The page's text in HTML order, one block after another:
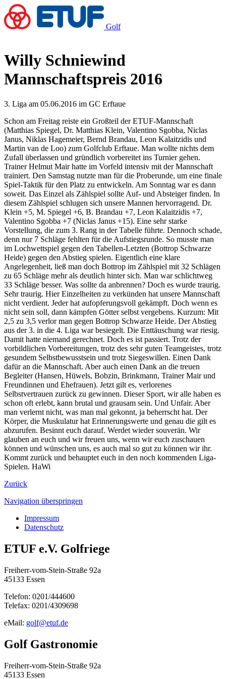
Golf
Willy Schniewind
Mannschaftspreis 2016
3. Liga am 05.06.2016 im GC Erftaue
Schon am Freitag reiste ein Großteil der ETUF-Mannschaft
(Matthias Spiegel, Dr. Matthias Klein, Valentino Sgobba, Niclas
Janus, Niklas Hagemeier, Bernd Brandau, Leon Kalaitzidis und
Martin van de Loo) zum Golfclub Erftaue. Man wollte nichts dem
Zufall überlassen und gründlich vorbereitet ins Turnier gehen.
Trainer Helmut Mair hatte im Vorfeld intensiv mit der Mannschaft
trainiert. Den Samstag nutzte man für die Proberunde, um eine finale
Spiel-Taktik für den Platz zu entwickeln. Am Sonntag war es dann
soweit. Das Einzel als Zählspiel sollte Auf- und Absteiger finden. In
diesem Zählspiel schlugen sich unsere Mannen hervorragend. Dr.
Klein +5, M. Spiegel +6, B. Brandau +7, Leon Kalaitzidis +7,
Valentino Sgobba +7 (Niclas Janus +15). Eine sehr starke
Vorstellung, die zum 3. Rang in der Tabelle führte. Dennoch schade,
denn nur 7 Schläge fehlten für die Aufstiegsrunde. So musste man
im Lochwettspiel gegen den Tabellen-Letzten (Bottrop Schwarze
Heide) gegen den Abstieg spielen. Eigentlich eine klare
Angelegenheit, ließ man doch Bottrop im Zählspiel mit 32 Schlägen
zu 65 Schläge mehr als deutlich hinter sich. Man war schlichtweg
33 Schläge besser. Was sollte da anbrennen? Doch es wurde traurig.
Sehr traurig. Hier Einzelheiten zu verkünden hat unsere Mannschaft
nicht verdient. Jeder hat aufopferungsvoll gekämpft. Doch wenn es
nicht sein soll, dann kämpfen Götter selbst vergebens. Kurzum: Mit
2,5 zu 3,5 verlor man gegen Bottrop Schwarze Heide. Der Abstieg
aus der 3. in die 4. Liga war besiegelt. Die Enttäuschung war riesig.
Damit hatte niemand gerechnet. Doch es ist passiert. Trotz der
vorbildlichen Vorbereitungen, trotz des sehr guten Teamgeistes, trotz
gesundem Selbstbewusstsein und trotz Siegeswillen. Einen Dank
dafür an die Mannschaft. Aber auch einen Dank an die treuen
Begleiter (Hansen, Hüwels, Bobzin, Brinkmann, Trainer Mair und
Freundinnen und Ehefrauen). Jetzt gilt es, verlorenes
Selbstvertrauen zurück zu gewinnen. Dieser Sport, wir alle haben es
schon oft erlebt, kann brutal und grausam sein. Und Unfair. Aber
man verlernt nicht, was man mal gekonnt, ja beherrscht hat. Der
Körper, die Muskulatur hat Erinnerungswerte und genau die gilt es
abzurufen. Besinnt euch darauf. Werdet wieder souverän. Wir
glauben an euch und wir freuen uns, wenn wir euch zuschauen
können und wünschen uns, es auch mal so gut zu können wir ihr.
Kommt zurück und behauptet euch in den noch kommenden Liga-
Spielen. HaWi
Zurück
Navigation überspringen
Impressum
Datenschutz
ETUF e.V. Golfriege
Freiherr-vom-Stein-Straße 92a
45133 Essen
Telefon: 0201/444600
Telefax: 0201/4309698
eMail: golf@etuf.de
Golf Gastronomie
Freiherr-vom-Stein-Straße 92a
45133 Essen